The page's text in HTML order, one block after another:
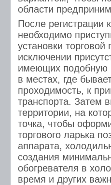
области
После регистрации
необходимо
установки
исключении
имеющих подобную
в местах, где
проходимость, к
транспорта. Затем
территории, на
точка, чтобы
торгового ларька
аппарата,
создания
обогревателя в
время и других